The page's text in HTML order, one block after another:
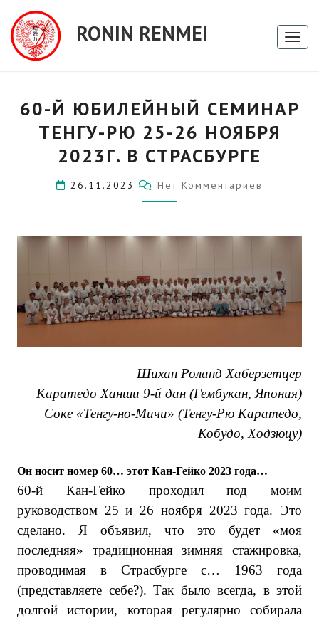
RONIN RENMEI
Й
СЕМИНАР
ТЕНГУ-
25-
26
60-Й ЮБИЛЕЙНЫЙ СЕМИНАР
ТЕНГУ-РЮ 25-26 НОЯБРЯ
2023Г. В СТРАСБУРГЕ
26.11.2023 Комментарии
Нет Комментариев
Шихан Роланд Хаберзетцер
Каратедо Ханши 9-й дан (Гембукан, Япония)
Соке «Тенгу-но-Мичи» (Тенгу-Рю Каратедо,
Кобудо, Ходзюцу)
Он носит номер 60… этот Кан-Гейко 2023 года…
60-й Кан-Гейко проходил под моим
руководством 25 и 26 ноября 2023 года. Это
сделано. Я объявил, что это будет «моя
последняя» традиционная зимняя стажировка,
проводимая в Страсбурге с… 1963 года
(представляете себе?). Так было всегда, в этой
долгой истории, которая регулярно собирала